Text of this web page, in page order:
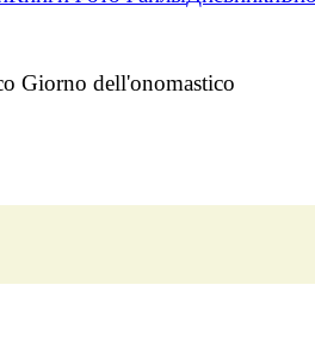
Giorno dell'onomastico